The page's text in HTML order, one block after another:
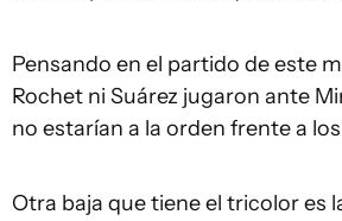
Pensando en el partido de este
Rochet ni Suárez jugaron ante
no estarían a la orden frente a
Otra baja que tiene el tricolor es